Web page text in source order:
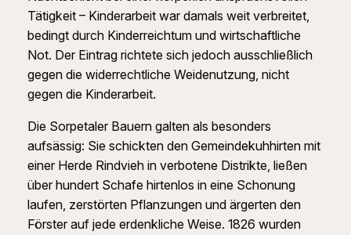
Tätigkeit – Kinderarbeit war damals weit verbreitet,
bedingt durch Kinderreichtum und wirtschaftliche
Not. Der Eintrag richtete sich jedoch ausschließlich
gegen die widerrechtliche Weidenutzung, nicht
gegen die Kinderarbeit.
Die Sorpetaler Bauern galten als besonders
aufsässig: Sie schickten den Gemeindekuhhirten mit
einer Herde Rindvieh in verbotene Distrikte, ließen
über hundert Schafe hirtenlos in eine Schonung
laufen, zerstörten Pflanzungen und ärgerten den
Förster auf jede erdenkliche Weise. 1826 wurden